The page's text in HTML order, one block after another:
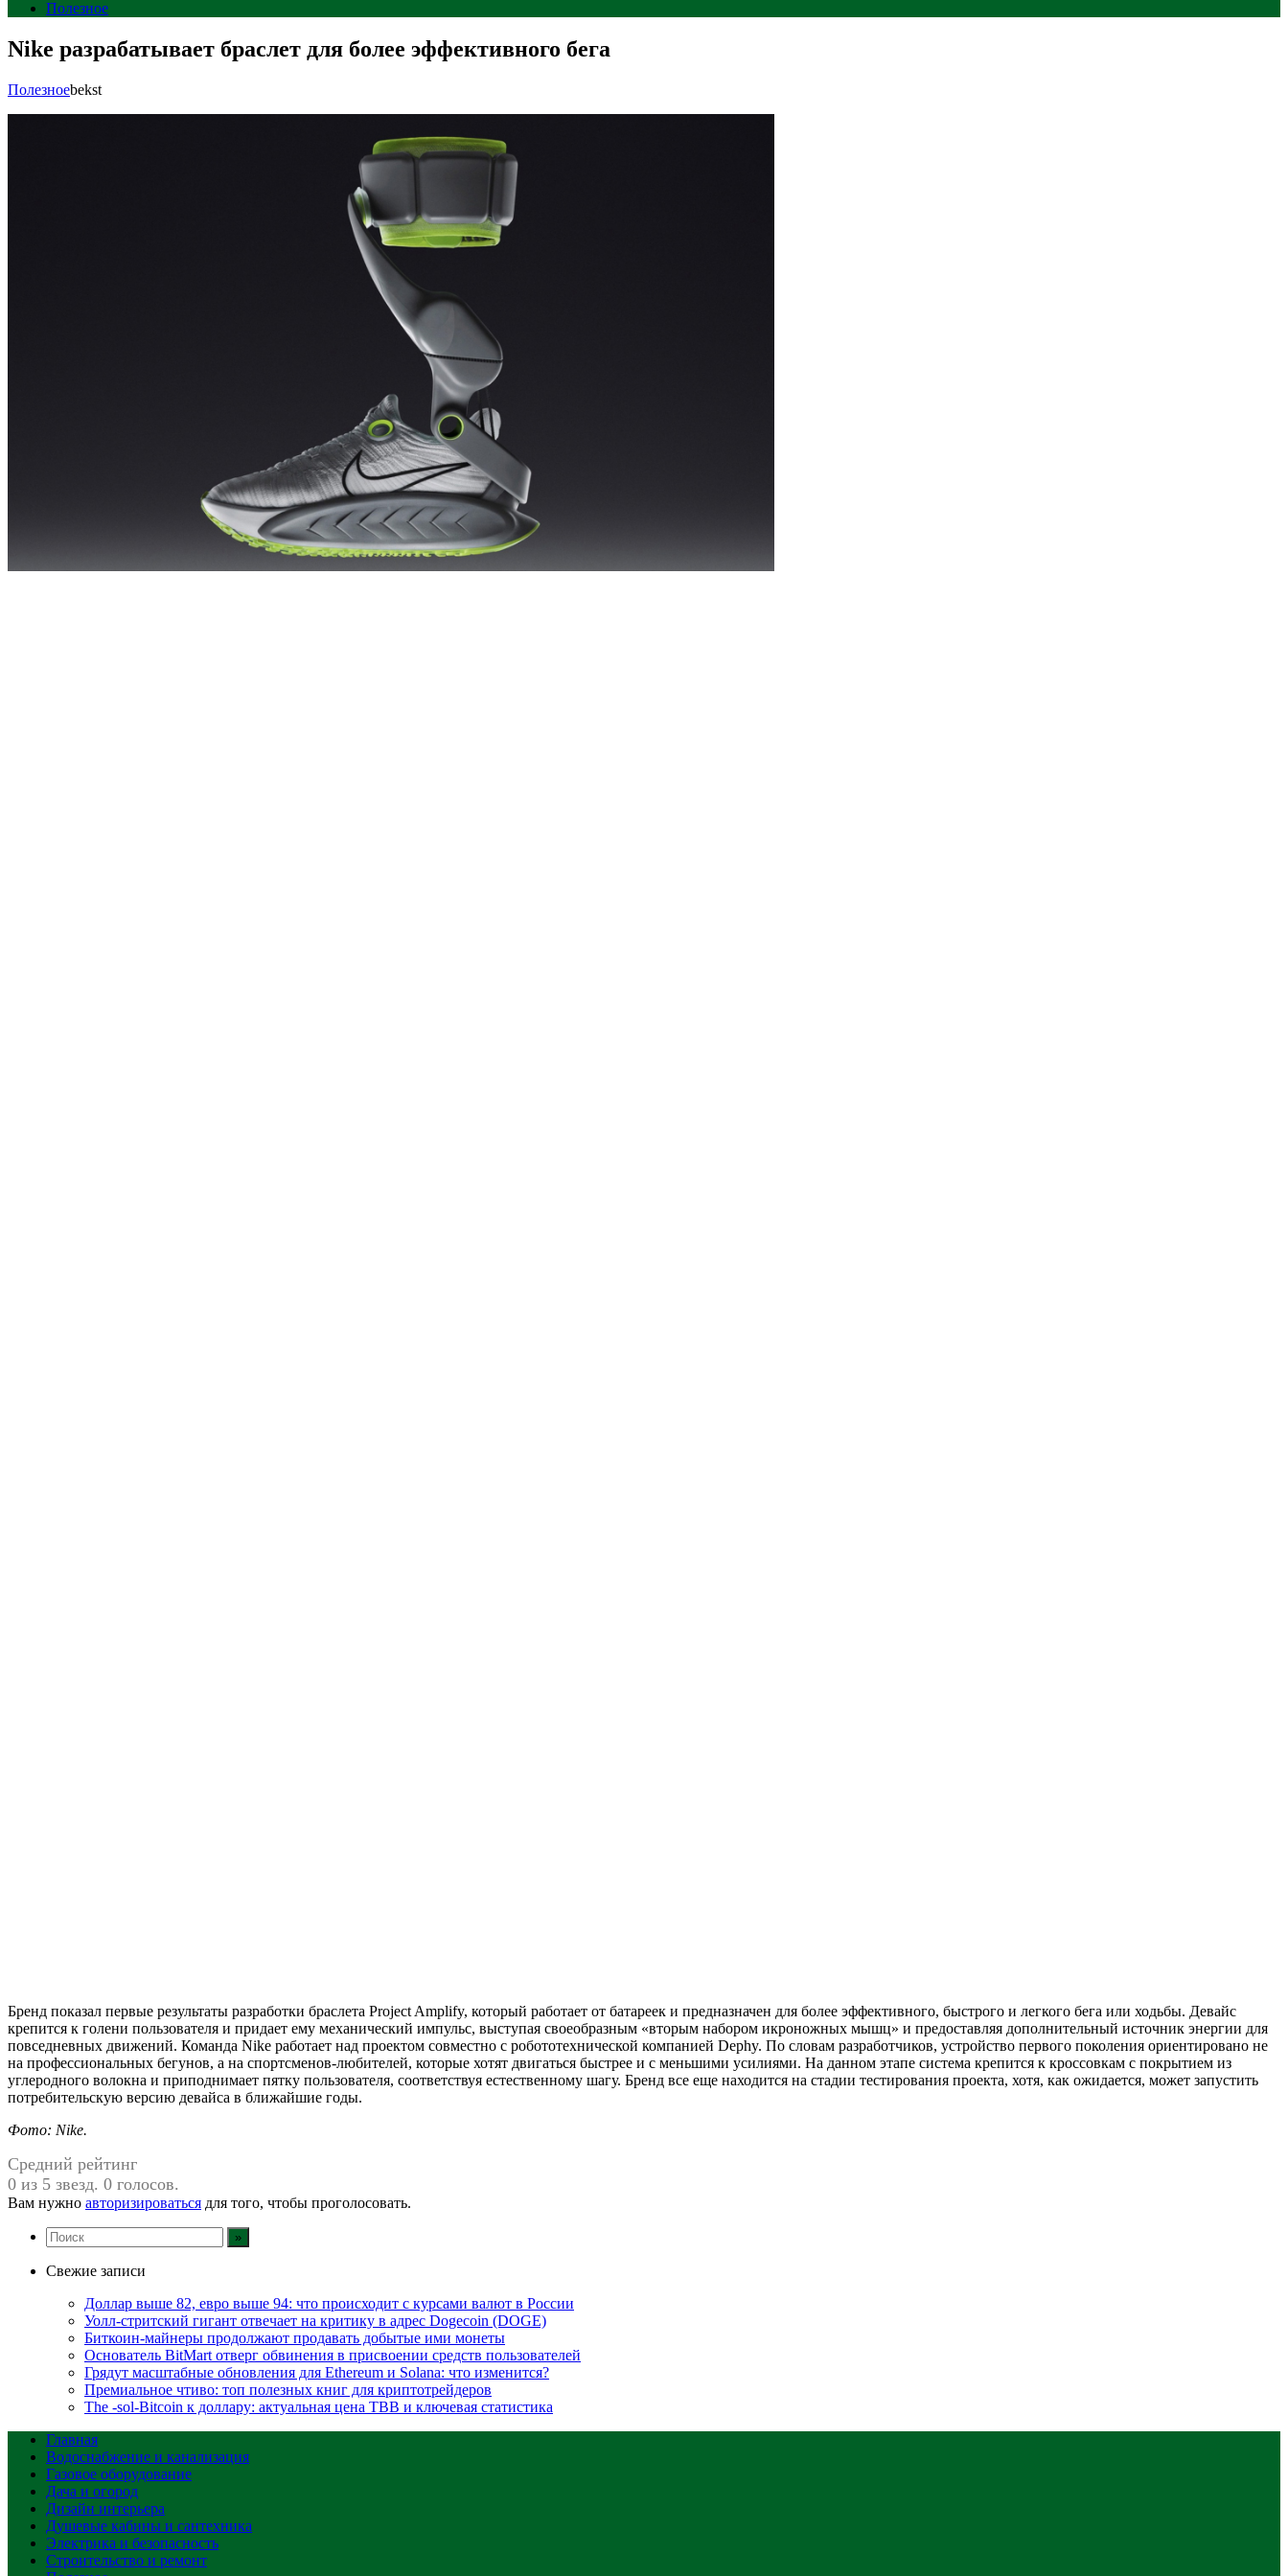
Полезное
Nike разрабатывает браслет для более эффективного бега
Полезноеbekst
Бренд показал первые результаты разработки браслета Project Amplify, который работает от батареек и предназначен для более эффективного, быстрого и легкого бега или ходьбы. Девайс
крепится к голени пользователя и придает ему механический импульс, выступая своеобразным «вторым набором икроножных мышц» и предоставляя дополнительный источник энергии для
повседневных движений. Команда Nike работает над проектом совместно с робототехнической компанией Dephy. По словам разработчиков, устройство первого поколения ориентировано не
на профессиональных бегунов, а на спортсменов-любителей, которые хотят двигаться быстрее и с меньшими усилиями. На данном этапе система крепится к кроссовкам с покрытием из
углеродного волокна и приподнимает пятку пользователя, соответствуя естественному шагу. Бренд все еще находится на стадии тестирования проекта, хотя, как ожидается, может запустить
потребительскую версию девайса в ближайшие годы.
Фото: Nike.
Средний рейтинг
0 из 5 звезд. 0 голосов.
Вам нужно авторизироваться для того, чтобы проголосовать.
Свежие записи
Доллар выше 82, евро выше 94: что происходит с курсами валют в России
Уолл-стритский гигант отвечает на критику в адрес Dogecoin (DOGE)
Биткоин-майнеры продолжают продавать добытые ими монеты
Основатель BitMart отверг обвинения в присвоении средств пользователей
Грядут масштабные обновления для Ethereum и Solana: что изменится?
Премиальное чтиво: топ полезных книг для криптотрейдеров
The -sol-Bitcoin к доллару: актуальная цена TBB и ключевая статистика
Главная
Водоснабжение и канализация
Газовое оборудование
Дача и огород
Дизайн интерьера
Душевые кабины и сантехника
Электрика и безопасность
Строительство и ремонт